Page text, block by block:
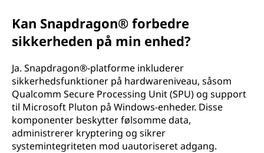
Kan Snapdragon® forbedre
sikkerheden på min enhed?
Ja. Snapdragon®-platforme inkluderer
sikkerhedsfunktioner på hardwareniveau, såsom
Qualcomm Secure Processing Unit (SPU) og support
til Microsoft Pluton på Windows-enheder. Disse
komponenter beskytter følsomme data,
administrerer kryptering og sikrer
systemintegriteten mod uautoriseret adgang.